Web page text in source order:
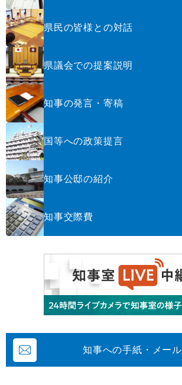
県民の皆様との対話
県議会での提案説明
知事の発言・寄稿
国等への政策提言
知事公邸の紹介
知事交際費
知事への手紙・メール